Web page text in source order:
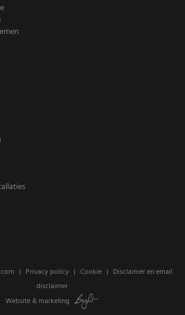
Privacy policy Cookie
Disclaimer en email
disclaimer
Website & marketing